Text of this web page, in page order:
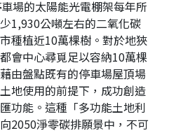
場的太陽能光電棚架每年所
1,930公噸左右的二氧化碳
種植近10萬棵樹。對於地狹
會中心尋覓足以容納10萬棵
由盤點既有的停車場屋頂場
地使用的前提下，成功創造
功能。這種「多功能土地利
2050淨零碳排願景中，不可